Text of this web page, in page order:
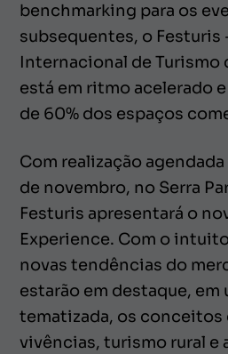
benchmarking para os
subsequentes, o Festuris
Internacional de Turismo
está em ritmo acelerado
de 60% dos espaços
Com realização
de novembro, no Serra
Festuris apresentará o
Experience. Com o
novas tendências do
estarão em destaque, em
tematizada, os conceitos
vivências, turismo rural e